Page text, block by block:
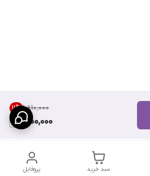
۱٬۸۱۰٬۰۰۰ 11%
1,600,000
پروفایل سبد خرید